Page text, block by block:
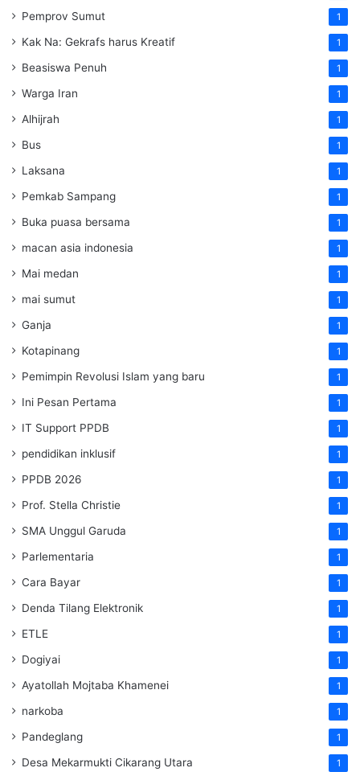
Pemprov Sumut 1
Kak Na: Gekrafs harus Kreatif 1
Beasiswa Penuh 1
Warga Iran 1
Alhijrah 1
Bus 1
Laksana 1
Pemkab Sampang 1
Buka puasa bersama 1
macan asia indonesia 1
Mai medan 1
mai sumut 1
Ganja 1
Kotapinang 1
Pemimpin Revolusi Islam yang baru 1
Ini Pesan Pertama 1
IT Support PPDB 1
pendidikan inklusif 1
PPDB 2026 1
Prof. Stella Christie 1
SMA Unggul Garuda 1
Parlementaria 1
Cara Bayar 1
Denda Tilang Elektronik 1
ETLE 1
Dogiyai 1
Ayatollah Mojtaba Khamenei 1
narkoba 1
Pandeglang 1
Desa Mekarmukti Cikarang Utara 1